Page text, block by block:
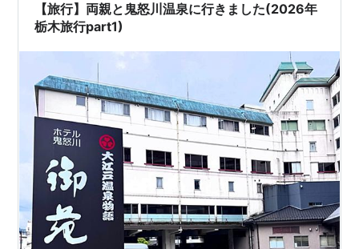
【旅行】両親と鬼怒川温泉に行きました(2026年
栃木旅行part1)